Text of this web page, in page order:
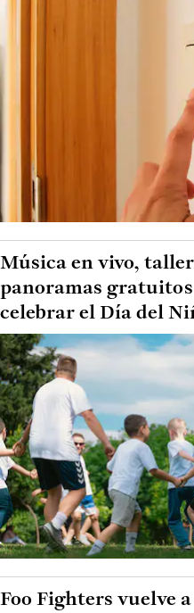
Música en vivo,
panoramas
celebrar el Día del
Foo Fighters vuelve